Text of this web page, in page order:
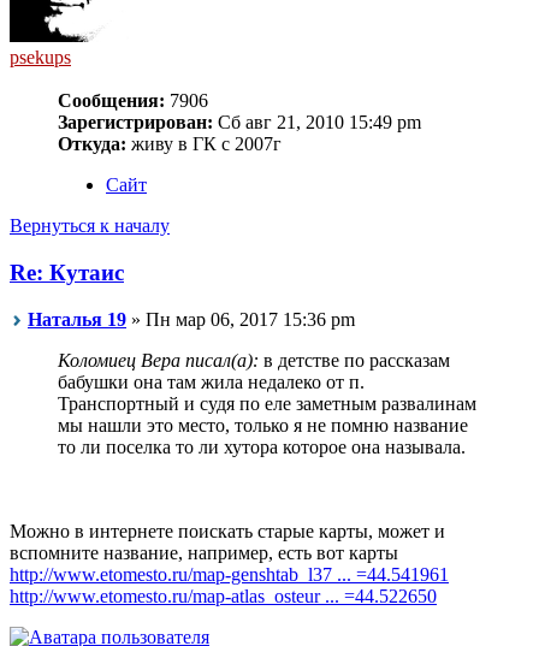
psekups
Сообщения: 7906
Зарегистрирован: Сб авг 21, 2010 15:49 pm
Откуда: живу в ГК с 2007г
Сайт
Вернуться к началу
Re: Кутаис
Наталья 19 » Пн мар 06, 2017 15:36 pm
Коломиец Вера писал(а): в детстве по рассказам
бабушки она там жила недалеко от п.
Транспортный и судя по еле заметным развалинам
мы нашли это место, только я не помню название
то ли поселка то ли хутора которое она называла.
Можно в интернете поискать старые карты, может и
вспомните название, например, есть вот карты
http://www.etomesto.ru/map-genshtab_l37 ... =44.541961
http://www.etomesto.ru/map-atlas_osteur ... =44.522650